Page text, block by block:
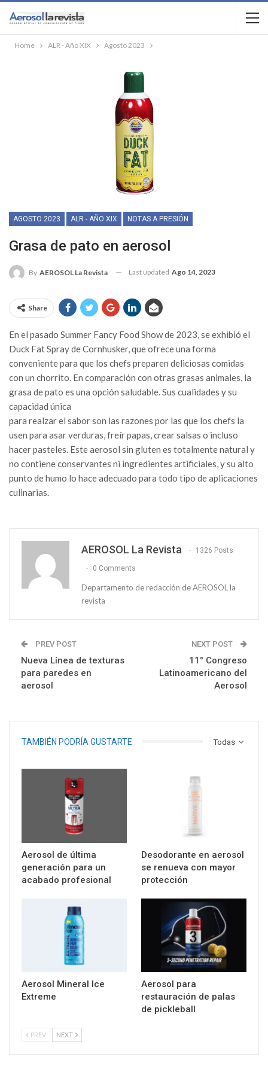
Home ALR - Año XIX Agosto 2023
AGOSTO 2023 ALR - AÑO XIX NOTAS A PRESIÓN
Grasa de pato en aerosol
By AEROSOL La Revista Last updated Ago 14, 2023
Share
En el pasado Summer Fancy Food Show de 2023, se exhibió el
Duck Fat Spray de Cornhusker, que ofrece una forma
conveniente para que los chefs preparen deliciosas comidas
con un chorrito. En comparación con otras grasas animales, la
grasa de pato es una opción saludable. Sus cualidades y su
capacidad única
para realzar el sabor son las razones por las que los chefs la
usen para asar verduras, freír papas, crear salsas o incluso
hacer pasteles. Este aerosol sin gluten es totalmente natural y
no contiene conservantes ni ingredientes artificiales, y su alto
punto de humo lo hace adecuado para todo tipo de aplicaciones
culinarias.
AEROSOL La Revista 1326 Posts
0 Comments
Departamento de redacción de AEROSOL la
revista
PREV POST
Nueva Línea de texturas
para paredes en
aerosol
NEXT POST
11° Congreso
Latinoamericano del
Aerosol
Todas
TAMBIÉN PODRÍA GUSTARTE
Aerosol de última
generación para un
acabado profesional
Desodorante en aerosol
se renueva con mayor
protección
Aerosol Mineral Ice
Extreme
Aerosol para
restauración de palas
de pickleball
PREV NEXT